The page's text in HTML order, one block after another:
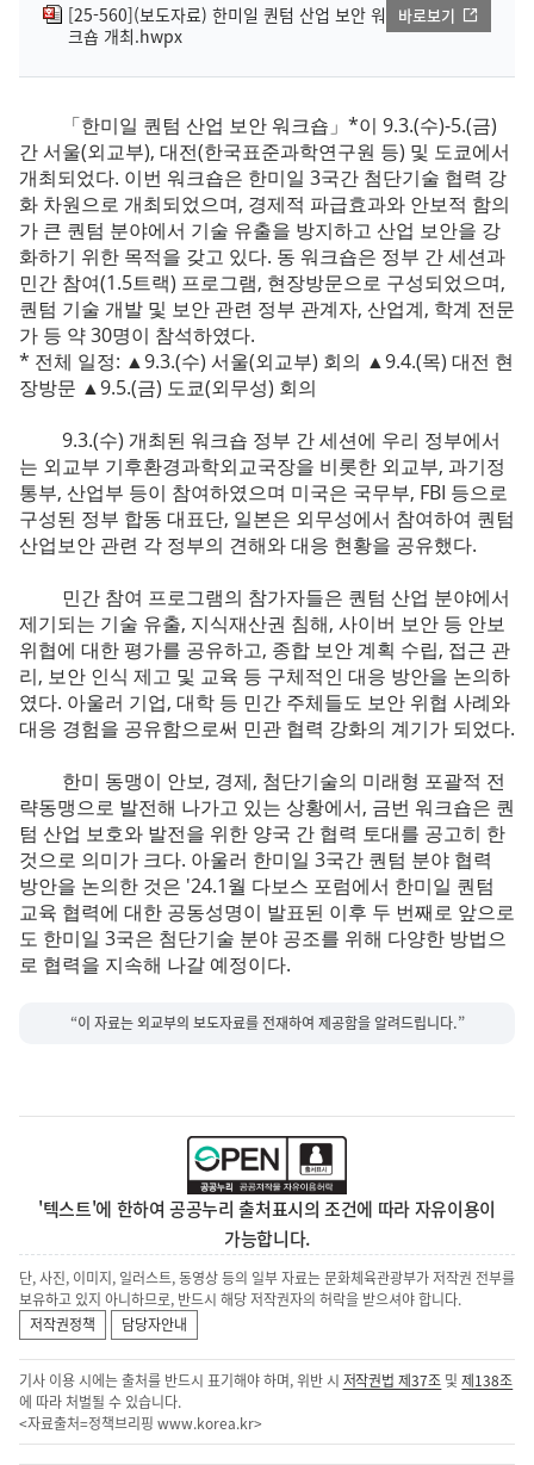
[25-560](보도자료) 한미일 퀀텀 산업 보안 워
크숍 개최.hwpx
바로보기
「한미일 퀀텀 산업 보안 워크숍」*이 9.3.(수)-5.(금)
간 서울(외교부), 대전(한국표준과학연구원 등) 및 도쿄에서
개최되었다. 이번 워크숍은 한미일 3국간 첨단기술 협력 강
화 차원으로 개최되었으며, 경제적 파급효과와 안보적 함의
가 큰 퀀텀 분야에서 기술 유출을 방지하고 산업 보안을 강
화하기 위한 목적을 갖고 있다. 동 워크숍은 정부 간 세션과
민간 참여(1.5트랙) 프로그램, 현장방문으로 구성되었으며,
퀀텀 기술 개발 및 보안 관련 정부 관계자, 산업계, 학계 전문
가 등 약 30명이 참석하였다.
* 전체 일정: ▲9.3.(수) 서울(외교부) 회의 ▲9.4.(목) 대전 현
장방문 ▲9.5.(금) 도쿄(외무성) 회의
9.3.(수) 개최된 워크숍 정부 간 세션에 우리 정부에서
는 외교부 기후환경과학외교국장을 비롯한 외교부, 과기정
통부, 산업부 등이 참여하였으며 미국은 국무부, FBI 등으로
구성된 정부 합동 대표단, 일본은 외무성에서 참여하여 퀀텀
산업보안 관련 각 정부의 견해와 대응 현황을 공유했다.
민간 참여 프로그램의 참가자들은 퀀텀 산업 분야에서
제기되는 기술 유출, 지식재산권 침해, 사이버 보안 등 안보
위협에 대한 평가를 공유하고, 종합 보안 계획 수립, 접근 관
리, 보안 인식 제고 및 교육 등 구체적인 대응 방안을 논의하
였다. 아울러 기업, 대학 등 민간 주체들도 보안 위협 사례와
대응 경험을 공유함으로써 민관 협력 강화의 계기가 되었다.
한미 동맹이 안보, 경제, 첨단기술의 미래형 포괄적 전
략동맹으로 발전해 나가고 있는 상황에서, 금번 워크숍은 퀀
텀 산업 보호와 발전을 위한 양국 간 협력 토대를 공고히 한
것으로 의미가 크다. 아울러 한미일 3국간 퀀텀 분야 협력
방안을 논의한 것은 '24.1월 다보스 포럼에서 한미일 퀀텀
교육 협력에 대한 공동성명이 발표된 이후 두 번째로 앞으로
도 한미일 3국은 첨단기술 분야 공조를 위해 다양한 방법으
로 협력을 지속해 나갈 예정이다.
“이 자료는 외교부의 보도자료를 전재하여 제공함을 알려드립니다.”
'텍스트'에 한하여 공공누리 출처표시의 조건에 따라 자유이용이
가능합니다.
단, 사진, 이미지, 일러스트, 동영상 등의 일부 자료는 문화체육관광부가 저작권 전부를
보유하고 있지 아니하므로, 반드시 해당 저작권자의 허락을 받으셔야 합니다.
저작권정책
담당자안내
기사 이용 시에는 출처를 반드시 표기해야 하며, 위반 시 저작권법 제37조 및제138조
에 따라 처벌될 수 있습니다.
<자료출처=정책브리핑 www.korea.kr>